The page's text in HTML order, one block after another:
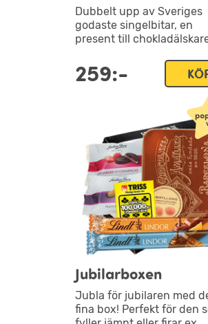
Dubbelt upp av Sveriges
godaste singelbitar, en
present till
259:-
Jubilarboxen
Jubla för jubilaren med
fina box! Perfekt för den